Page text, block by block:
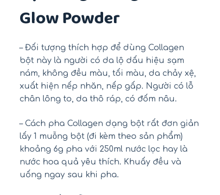
Glow Powder
– Đối tượng thích hợp để dùng Collagen
bột này là người có da lộ dấu hiệu sạm
nám, không đều màu, tối màu, da chảy xệ,
xuất hiện nếp nhăn, nếp gấp. Người có lỗ
chân lông to, da thô ráp, có đốm nâu.
– Cách pha Collagen dạng bột rất đơn giản
lấy 1 muỗng bột (đi kèm theo sản phẩm)
khoảng 6g pha với 250ml nước lọc hay là
nước hoa quả yêu thích. Khuấy đều và
uống ngay sau khi pha.